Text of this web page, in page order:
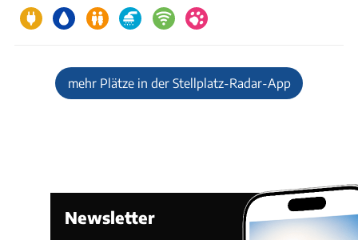
mehr Plätze in der Stellplatz-Radar-App
Newsletter